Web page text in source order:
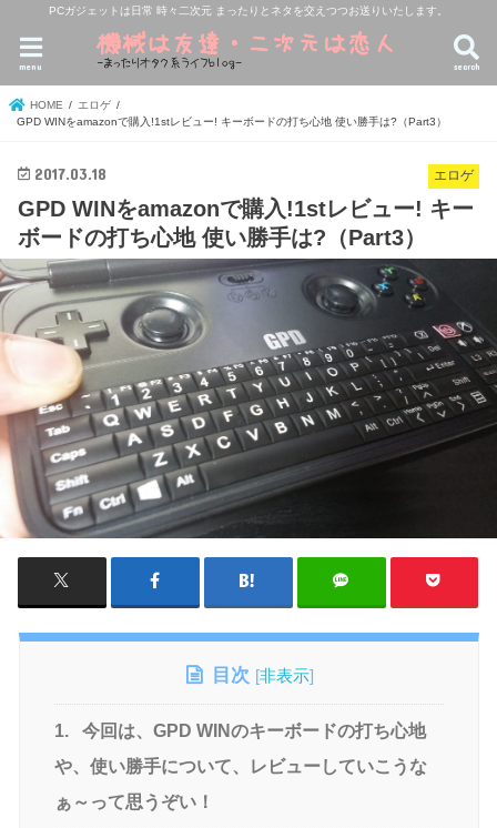
PCガジェットは日常 時々二次元 まったりとネタを交えつつお送りいたします。
search
menu
HOME
エロゲ
GPD WINをamazonで購入!1stレビュー! キーボードの打ち心地 使い勝手は?（Part3）
エロゲ
2017.03.18
GPD WINをamazonで購入!1stレビュー! キー
ボードの打ち心地 使い勝手は?（Part3）
目次 [非表示]
1.
今回は、GPD WINのキーボードの打ち心地
や、使い勝手について、レビューしていこうな
ぁ～って思うぞい！